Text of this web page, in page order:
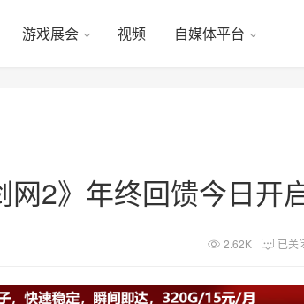
游戏展会 视频 自媒体平台
2》年终回馈今日开
2.62K 已关